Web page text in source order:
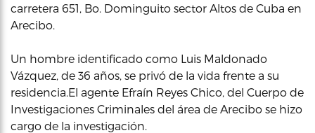
carretera 651, Bo. Dominguito sector Altos de Cuba en
Arecibo.
Un hombre identificado como Luis Maldonado
Vázquez, de 36 años, se privó de la vida frente a su
residencia.El agente Efraín Reyes Chico, del Cuerpo de
Investigaciones Criminales del área de Arecibo se hizo
cargo de la investigación.